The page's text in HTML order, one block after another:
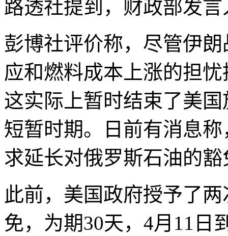
路透社提到，财政部发
彭博社评价称，尽管伊
应和燃料成本上涨的担
这实际上暂时结束了美
短暂时期。日前有消息
求延长对俄罗斯石油的
此前，美国政府授予了
免，为期30天，4月11日